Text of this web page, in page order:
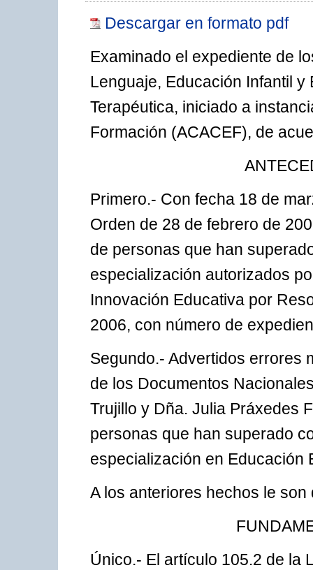
Descargar en formato pdf
Examinado el expediente de
Lenguaje, Educación Infantil
Terapéutica, iniciado a
Formación (ACACEF), de
Primero.- Con fecha 18 de
Orden de 28 de febrero de
de personas que han
especialización autorizados
Innovación Educativa por
2006, con número de
Segundo.- Advertidos errores
de los Documentos
Trujillo y Dña. Julia Práxedes
personas que han superado
especialización en Educación
A los anteriores hechos le
Único.- El artículo 105.2 de la